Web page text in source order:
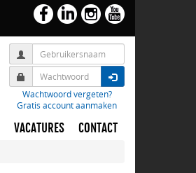
Wachtwoord vergeten?
Gratis account aanmaken
VACATURES CONTACT